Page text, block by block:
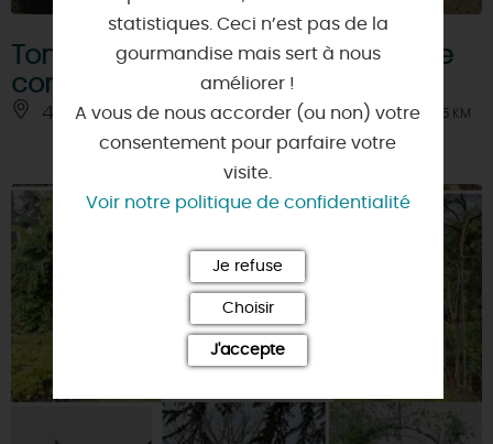
Tombe militaire commémorant le
conflit de 1870
45490 - LORCY À 5.5 KM
statistiques. Ceci n’est pas de la
gourmandise mais sert à nous
améliorer !
A vous de nous accorder (ou non) votre
consentement pour parfaire votre
visite.
Voir notre politique de confidentialité
Je refuse
Choisir
J'accepte